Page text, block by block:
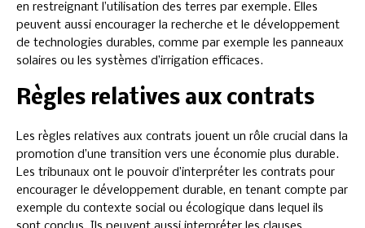
en restreignant l’utilisation des terres par exemple. Elles
peuvent aussi encourager la recherche et le développement
de technologies durables, comme par exemple les panneaux
solaires ou les systèmes d’irrigation efficaces.
Règles relatives aux contrats
Les règles relatives aux contrats jouent un rôle crucial dans la
promotion d’une transition vers une économie plus durable.
Les tribunaux ont le pouvoir d’interpréter les contrats pour
encourager le développement durable, en tenant compte par
exemple du contexte social ou écologique dans lequel ils